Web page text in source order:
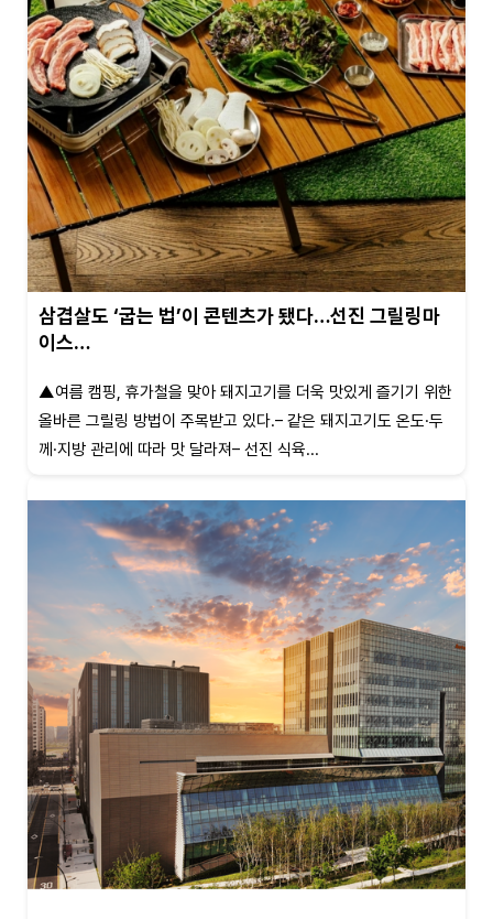
삼겹살도 ‘굽는 법’이 콘텐츠가 됐다…선진 그릴링마
이스…
▲여름 캠핑, 휴가철을 맞아 돼지고기를 더욱 맛있게 즐기기 위한
올바른 그릴링 방법이 주목받고 있다.– 같은 돼지고기도 온도·두
께·지방 관리에 따라 맛 달라져– 선진 식육...